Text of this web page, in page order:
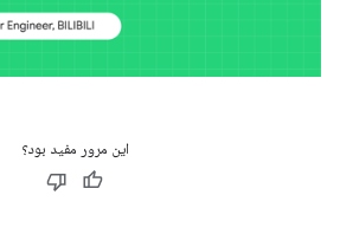
این مرور مفید بود؟